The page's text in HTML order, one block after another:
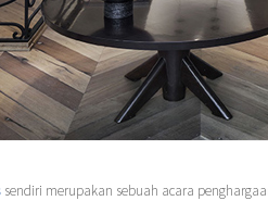
sendiri merupakan sebuah acara